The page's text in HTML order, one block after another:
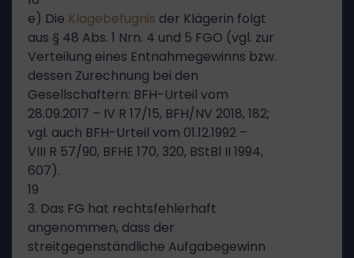
e) Die Klagebefugnis der Klägerin folgt
aus § 48 Abs. 1 Nrn. 4 und 5 FGO (vgl. zur
Verteilung eines Entnahmegewinns bzw.
dessen Zurechnung bei den
Gesellschaftern: BFH-Urteil vom
28.09.2017 – IV R 17/15, BFH/NV 2018, 182;
vgl. auch BFH-Urteil vom 01.12.1992 –
VIII R 57/90, BFHE 170, 320, BStBl II 1994,
607).
19
3. Das FG hat rechtsfehlerhaft
angenommen, dass der
streitgegenständliche Aufgabegewinn